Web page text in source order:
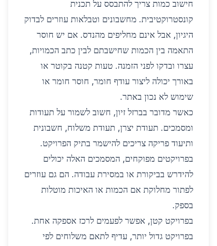
חישוב כמות צריך להתבסס על תכנית
קונסטרוקטיבית. מחשבונים וטבלאות עוזרים לבדוק
היגיון, אבל אינם מחליפים מהנדס. אם יש חוסר
התאמה בין הכמות שחישבתם לבין כתב הכמויות,
עצרו ובדקו לפני הזמנה. טעות קטנה בקוטר או
באורך יכולה ליצור עודף חומר, חוסר חומר או
שימוש לא נכון באתר.
כאשר מדובר בברזל זיון, חשוב לשמור על תעודות
ומסמכים. תעודת יצרן, תעודת משלוח, חשבונית
ותיעוד פריקה צריכים להישמר בתיק הפרויקט.
בפרויקטים מפוקחים, המסמכים האלה יכולים
להידרש בביקורת או במסירת עבודה. הם גם עוזרים
לפתור מחלוקת אם הכמות או האיכות מוטלות
בספק.
בפרויקט קטן, אפשר לפעמים לרכז אספקה אחת.
בפרויקט גדול יותר, עדיף לתאם משלוחים לפי